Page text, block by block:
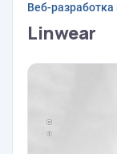
Веб-разработка
Linwear